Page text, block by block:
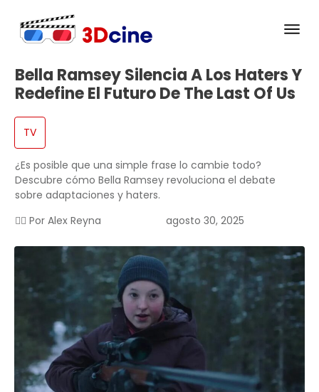
Bella Ramsey Silencia A Los Haters Y
Redefine El Futuro De The Last Of Us
TV
¿Es posible que una simple frase lo cambie todo?
Descubre cómo Bella Ramsey revoluciona el debate
sobre adaptaciones y haters.
✍🏻 Por Alex Reyna agosto 30, 2025